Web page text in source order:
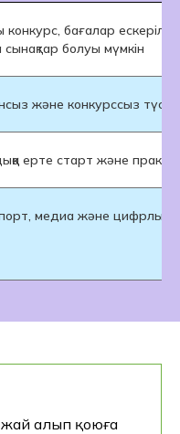
бағалар
сынақтар болуы мүмкін
және конкурссыз түсу,
ерте старт және
медиа және цифрлық
жай алып қоюға